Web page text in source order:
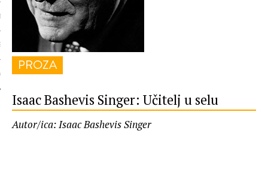
PROZA
Isaac Bashevis Singer: Učitelj u selu
Autor/ica: Isaac Bashevis Singer